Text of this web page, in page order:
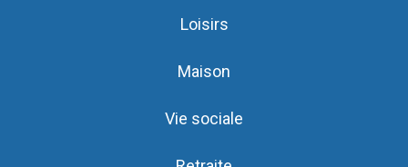
Loisirs
Maison
Vie sociale